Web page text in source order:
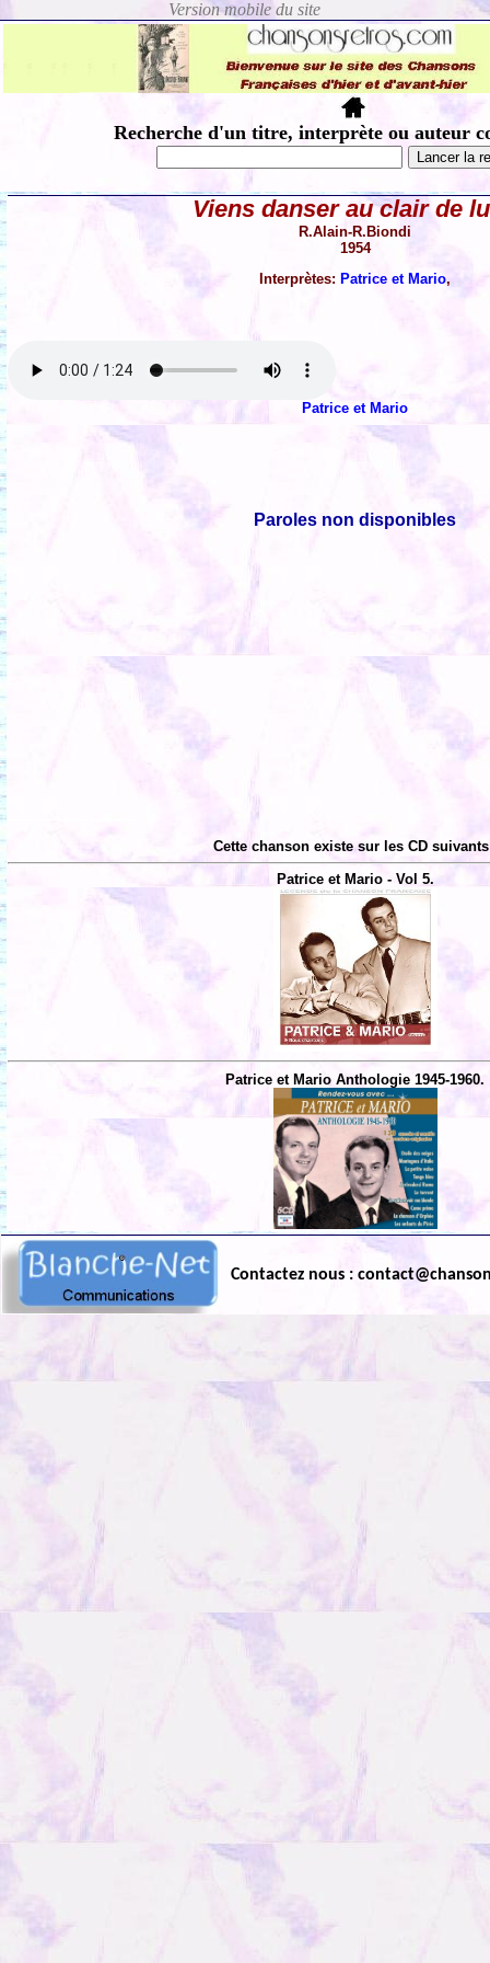
Recherche d'un titre, interprète ou auteur
Viens danser au clair de
R.Alain-R.Biondi
1954
Interprètes: Patrice et Mario,
Patrice et Mario
Paroles non disponibles
Cette chanson existe sur les CD
Patrice et Mario - Vol 5.
Patrice et Mario Anthologie 1945-1960.
Contactez nous :